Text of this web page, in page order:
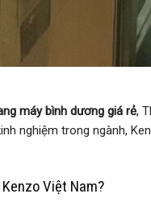
máy bình dương giá rẻ,
nghiệm trong ngành,
Việt Nam?